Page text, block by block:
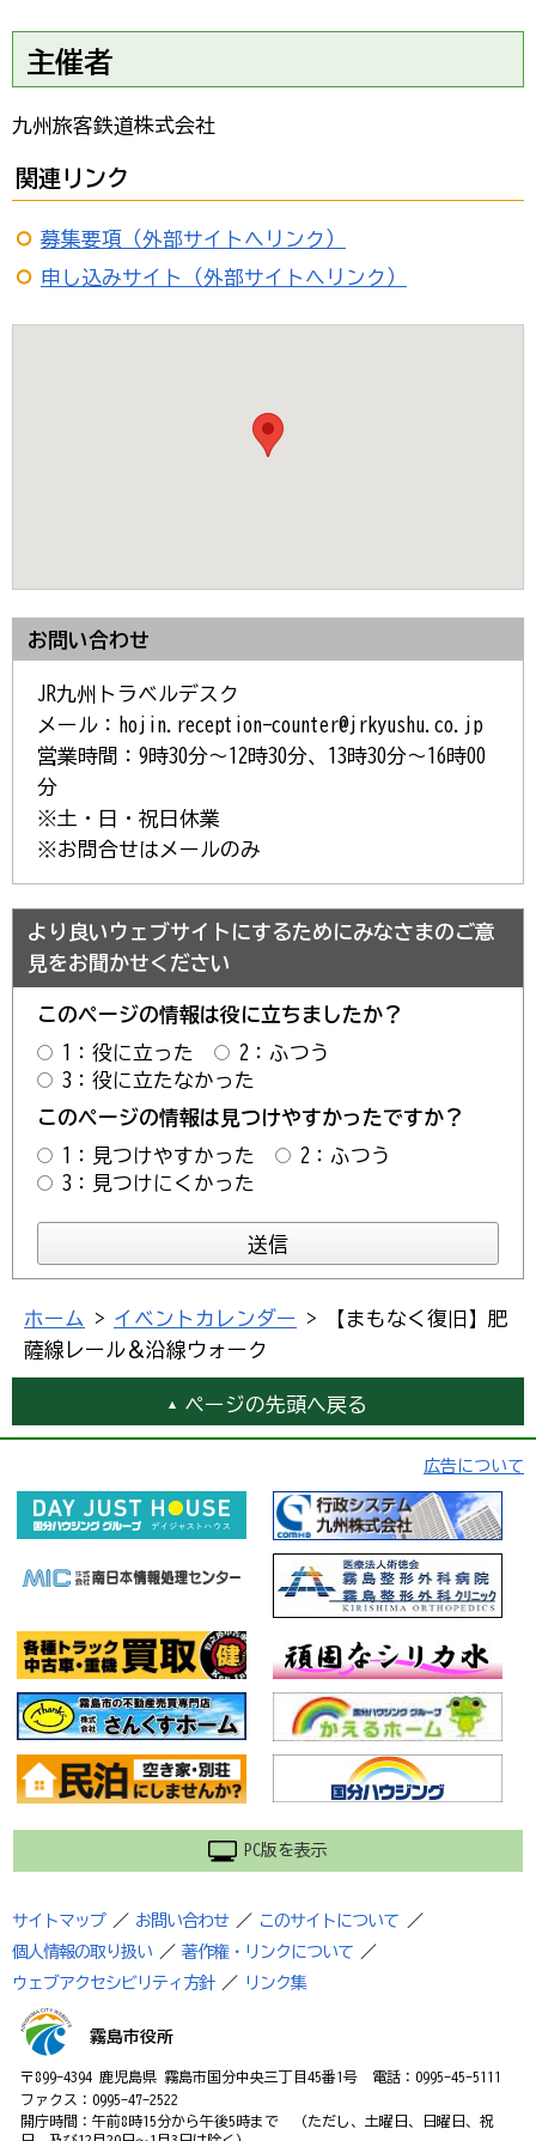
主催者
九州旅客鉄道株式会社
関連リンク
募集要項（外部サイトへリンク）
申し込みサイト（外部サイトへリンク）
お問い合わせ
JR九州トラベルデスク
メール：hojin.reception-counter@jrkyushu.co.jp
営業時間：9時30分～12時30分、13時30分～16時00
分
※土・日・祝日休業
※お問合せはメールのみ
より良いウェブサイトにするためにみなさまのご意
見をお聞かせください
このページの情報は役に立ちましたか？
1：役に立った
2：ふつう
3：役に立たなかった
このページの情報は見つけやすかったですか？
1：見つけやすかった
2：ふつう
3：見つけにくかった
ホーム > イベントカレンダー > 【まもなく復旧】肥
薩線レール＆沿線ウォーク
ページの先頭へ戻る
広告について
PC版を表示
サイトマップ ／ お問い合わせ ／ このサイトについて
／
個人情報の取り扱い ／ 著作権・リンクについて ／
ウェブアクセシビリティ方針 ／ リンク集
霧島市役所
〒899-4394 鹿児島県 霧島市国分中央三丁目45番1号 電話：0995-45-5111
ファクス：0995-47-2522
開庁時間：午前8時15分から午後5時まで （ただし、土曜日、日曜日、祝